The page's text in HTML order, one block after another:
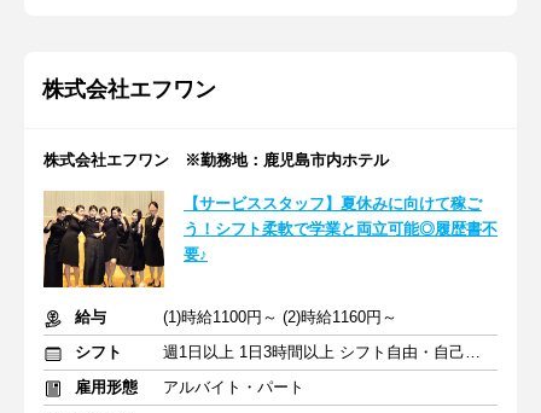
株式会社エフワン
株式会社エフワン ※勤務地：鹿児島市内ホテル
【サービススタッフ】夏休みに向けて稼ご
う！シフト柔軟で学業と両立可能◎履歴書不
要♪
給与
(1)時給1100円～ (2)時給1160円～
シフト
週1日以上 1日3時間以上 シフト自由・自己申告
雇用形態
アルバイト・パート